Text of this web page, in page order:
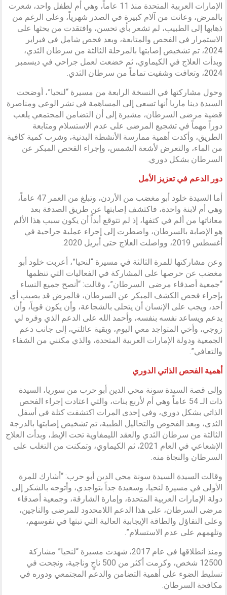
الإمارات العربية المتحدة منذ 11 عاماً، وهي أم لطفل واحد، شعرت
بالمرض، وعانت من آلام كبيرة في الصدر شهرياً، وعلى الرغم من
ذهابها إلى الطبيب، لم تشعر بأي تحسن، وافتقدت من يحثها على
الاستمرار في الفحص والمتابعة، وبعد فحص شامل في فبراير
2024، تم تشخيص إصابتها بالمرحلة الثالثة من سرطان الثدي،
وبدأت العلاج في الكيماوي، ثم خضعت لعمل جراحي في ديسمبر
2024، وتعافت وشفيت تماماً من سرطان الثدي.
وحول مشاركتها في النسخة الرابعة من مسيرة “لنحيا”، أوضحت
السيدة دينا ماريا أنها تسعى إلى المساهمة في نشر الوعي ومناصرة
قضية مرضى السرطان، مشيرة إلى أن التضامن المجتمعي يلعب
دوراً مهماً في تشجيع المرضى على عدم الاستسلام ومتابعة
الطريق، وأكدت أهمية ممارسة الأنشطة البدنية، وشرب كمية كافية
من الماء، والتعرض لأشعة الشمس، وإجراء الفحص المبكر عن
السرطان بشكل دوري.
دور الدعم في تعزيز الأمل
أما السيدة خلود أبو مغضب من الأردن، وتبلغ من العمر 47 عاماً،
وهي أم لابنة واحدة، فاكتشف إصابتها عن طريق الصدفة بعد
معاناتها من ألم في كتفها، إذ لم تتوقع أبداً أن يكون سبب هذا الألم
هو الإصابة بالسرطان، واضطرت إلى إجراء عملية جراحية في
أغسطس 2019، وواصلت العلاج حتى أبريل 2020.
وعن مشاركتها للمرة الثالثة في مسيرة “لنحيا”، أعربت خلود أبو
مغضب عن حرصها على المشاركة في الفعاليات التي تنظمها
“جمعية أصدقاء مرضى السرطان”، وقالت: “أنصح جميع النساء
بإجراء فحص الكشف المبكر عن السرطان، فالمرض قد يصيب أي
أحد، ويجب على الإنسان أن يتحلى بالشجاعة، وأن يكون قوياً، وأن
يدعم ويساعد نفسه بنفسه، وأحمد الله على الدعم الذي وفره لي
زوجي، وأخي المتواجد معي اليوم، وبقية عائلتي، إلى جانب دعم
الجمعية ودولة الإمارات العربية المتحدة، والذي مكنني من الشفاء
والتعافي”.
أهمية الفحص الذاتي الدوري
وإلى قصة السيدة سونة محي الدين أبو حرب من سوريا، السيدة
ذات الـ 54 عاماً وهي أم لأربع بنات، والتي اعتادت إجراء الفحص
الذاتي بشكل دوري، وفي إحدى المرات اكتشفت كتلة في أسفل
الثدي، وبعد الفحوص والتحاليل الطبية، تم تشخيص إصابتها بالدرجة
الثالثة من سرطان الثدي والعقد الليمفاوية تحت الإبط، وبدأت العلاج
الإشعاعي في العام 2021، ثم الكيماوي، وتمكنت من التغلب على
السرطان والنجاة منه.
وقالت السيدة السيدة سونة محي الدين أبو حرب: “أشارك للمرة
الأولى في مسيرة لنحيا، وسعيدة جداً بتواجدي، وأتوجه بالشكر إلى
دولة الإمارات العربية المتحدة، وإمارة الشارقة، وجمعية أصدقاء
مرضى السرطان، على هذا الدعم اللامحدود للمرضى والناجين،
وعلى التفاؤل والطاقة الإيجابية العالية التي تبثها في نفوسهم،
وتلهمهم على عدم الاستسلام”.
ومنذ انطلاقها في عام 2017، شهدت مسيرة “لنحيا” مشاركة
12500 شخص، وكرمت أكثر من 500 ناجٍ وناجية، ونجحت في
تسليط الضوء على أهمية التضامن والدعم المجتمعي ودوره في
مكافحة السرطان.